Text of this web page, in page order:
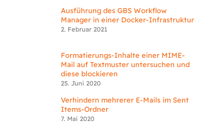
Ausführung des GBS Workflow
Manager in einer Docker-Infrastruktur
2. Februar 2021
Formatierungs-Inhalte einer MIME-
Mail auf Textmuster untersuchen und
diese blockieren
25. Juni 2020
Verhindern mehrerer E-Mails im Sent
Items-Ordner
7. Mai 2020